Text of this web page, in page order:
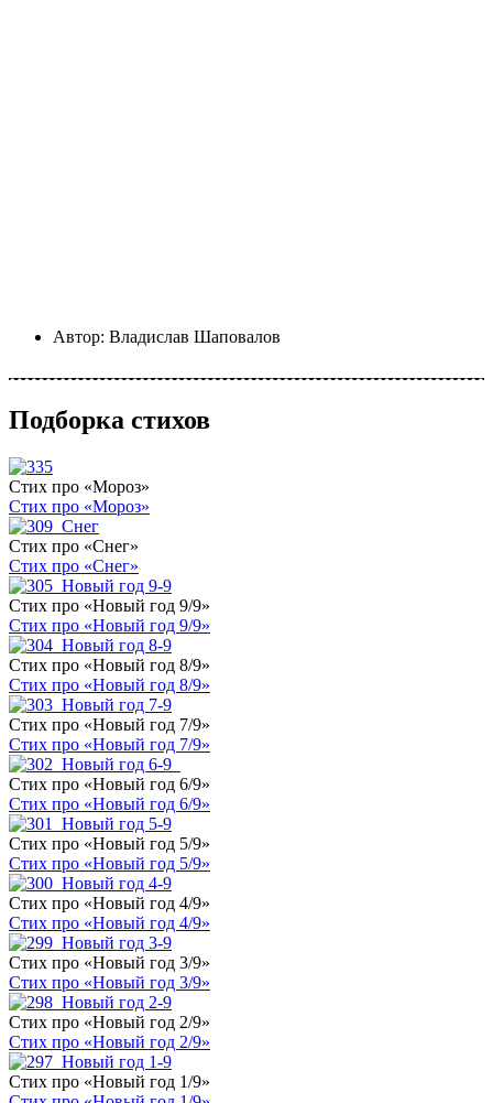
Автор: Владислав Шаповалов
Подборка стихов
Стих про «Мороз»
Стих про «Мороз»
Стих про «Снег»
Стих про «Снег»
Стих про «Новый год 9/9»
Стих про «Новый год 9/9»
Стих про «Новый год 8/9»
Стих про «Новый год 8/9»
Стих про «Новый год 7/9»
Стих про «Новый год 7/9»
Стих про «Новый год 6/9»
Стих про «Новый год 6/9»
Стих про «Новый год 5/9»
Стих про «Новый год 5/9»
Стих про «Новый год 4/9»
Стих про «Новый год 4/9»
Стих про «Новый год 3/9»
Стих про «Новый год 3/9»
Стих про «Новый год 2/9»
Стих про «Новый год 2/9»
Стих про «Новый год 1/9»